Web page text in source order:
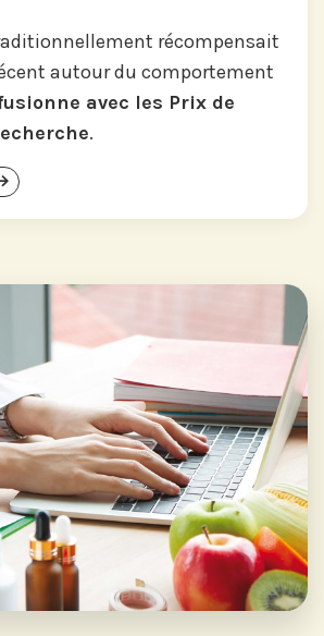
récompensait
autour du comportement
avec les Prix de
.